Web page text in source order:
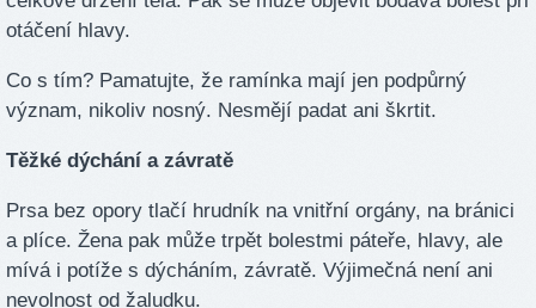
otáčení hlavy.
Co s tím? Pamatujte, že ramínka mají jen podpůrný
význam, nikoliv nosný. Nesmějí padat ani škrtit.
Těžké dýchání a závratě
Prsa bez opory tlačí hrudník na vnitřní orgány, na bránici
a plíce. Žena pak může trpět bolestmi páteře, hlavy, ale
mívá i potíže s dýcháním, závratě. Výjimečná není ani
nevolnost od žaludku.